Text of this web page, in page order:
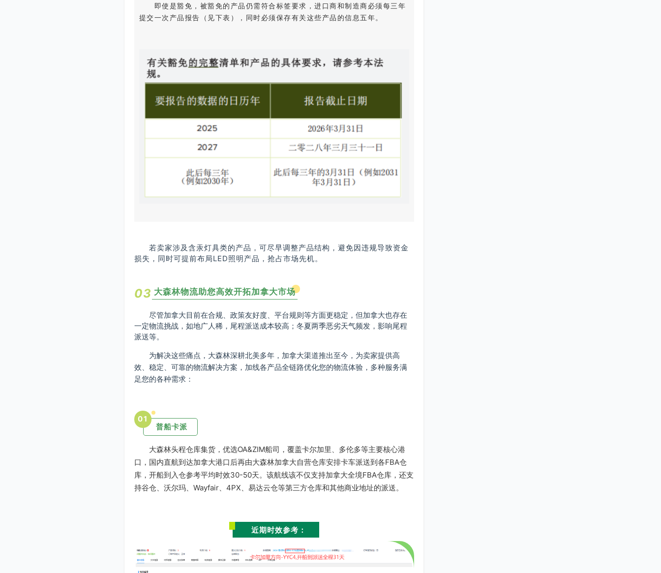
即使是豁免，被豁免的产品仍需符合标签要求，进口商和制造商必须每三年
提交一次产品报告（见下表），同时必须保存有关这些产品的信息五年。
若卖家涉及含汞灯具类的产品，可尽早调整产品结构，避免因违规导致资金
损失，同时可提前布局LED照明产品，抢占市场先机。
03 大森林物流助您高效开拓加拿大市场
尽管加拿大目前在合规、政策友好度、平台规则等方面更稳定，但加拿大也存在
一定物流挑战，如地广人稀，尾程派送成本较高； 冬夏两季恶劣天气频发，影响尾程
派送等。
为解决这些痛点，大森林深耕北美多年，加拿大渠道推出至今，为卖家提供高
效、稳定、可靠的物流解决方案，加线各产品全链路优化您的物流体验，多种服务满
足您的各种需求：
01
普船卡派
大森林头程仓库集货，优选OA&ZIM船司，覆盖卡尔加里、多伦多等主要核心港
口，国内直航到达加拿大港口后再由大森林加拿大自营仓库安排卡车派送到各FBA仓
库，开船到入仓参考平均时效30-50天。该航线该不仅支持加拿大全境FBA仓库，还支
持谷仓、沃尔玛、Wayfair、4PX、易达云仓等第三方仓库和其他商业地址的派送。
近期时效参考：